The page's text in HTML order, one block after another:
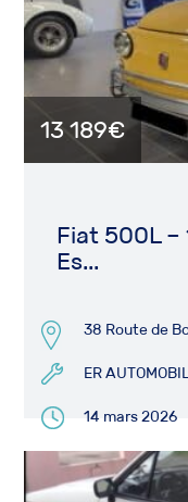
13 189€
Fiat 500L –
Es...
38 Route de
ER
14 mars 2026